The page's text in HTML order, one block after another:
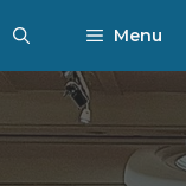
Menu